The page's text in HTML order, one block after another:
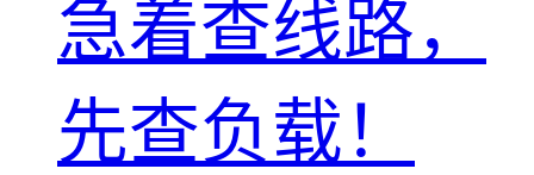
急着查线路，
先查负载！